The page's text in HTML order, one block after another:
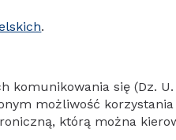
.
komunikowania się (Dz.
możliwość
którą można